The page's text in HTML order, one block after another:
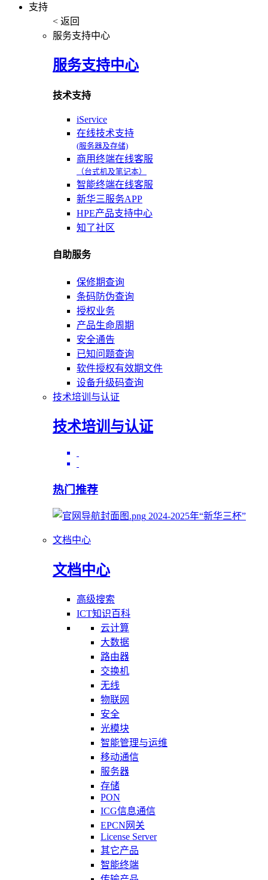
支持
< 返回
服务支持中心
服务支持中心
技术支持
iService
在线技术支持
(服务器及存储)
商用终端在线客服
（台式机及笔记本）
智能终端在线客服
新华三服务APP
HPE产品支持中心
知了社区
自助服务
保修期查询
条码防伪查询
授权业务
产品生命周期
安全通告
已知问题查询
软件授权有效期文件
设备升级码查询
技术培训与认证
技术培训与认证
热门推荐
2024-2025年“新华三杯”
文档中心
文档中心
高级搜索
ICT知识百科
云计算
大数据
路由器
交换机
无线
物联网
安全
光模块
智能管理与运维
移动通信
服务器
存储
PON
ICG信息通信
EPCN网关
License Server
其它产品
智能终端